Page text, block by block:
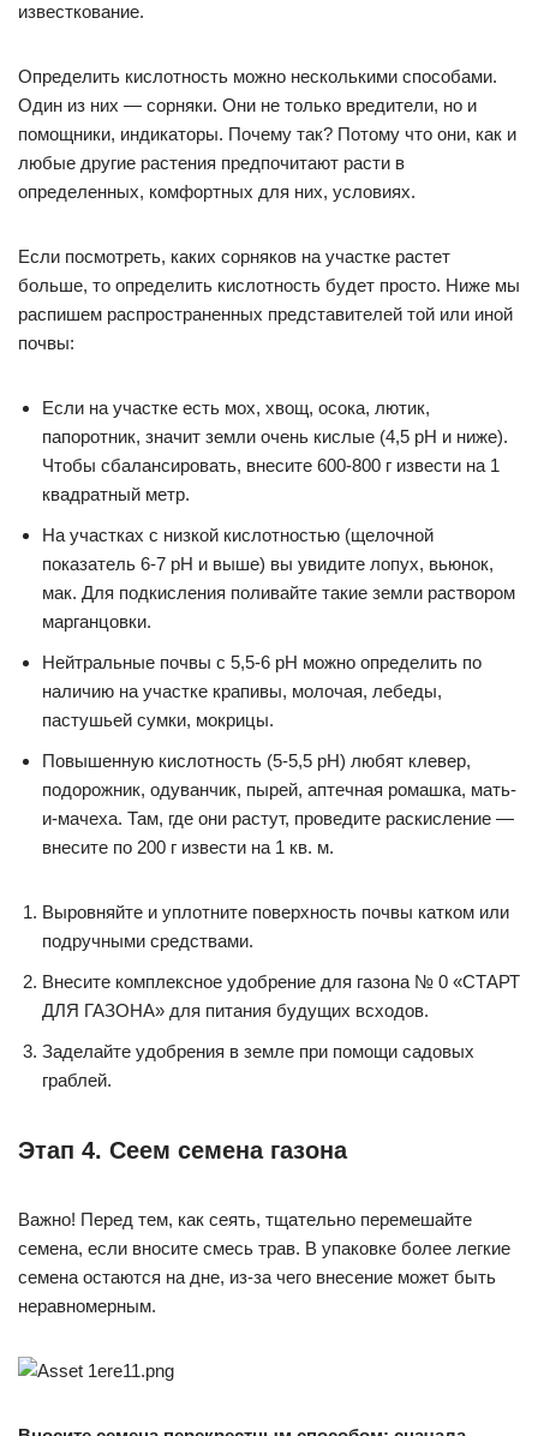
известкование.
Определить кислотность можно несколькими способами.
Один из них — сорняки. Они не только вредители, но и
помощники, индикаторы. Почему так? Потому что они, как и
любые другие растения предпочитают расти в
определенных, комфортных для них, условиях.
Если посмотреть, каких сорняков на участке растет
больше, то определить кислотность будет просто. Ниже мы
распишем распространенных представителей той или иной
почвы:
Если на участке есть мох, хвощ, осока, лютик,
папоротник, значит земли очень кислые (4,5 pH и ниже).
Чтобы сбалансировать, внесите 600-800 г извести на 1
квадратный метр.
На участках с низкой кислотностью (щелочной
показатель 6-7 pH и выше) вы увидите лопух, вьюнок,
мак. Для подкисления поливайте такие земли раствором
марганцовки.
Нейтральные почвы с 5,5-6 pH можно определить по
наличию на участке крапивы, молочая, лебеды,
пастушьей сумки, мокрицы.
Повышенную кислотность (5-5,5 pH) любят клевер,
подорожник, одуванчик, пырей, аптечная ромашка, мать-
и-мачеха. Там, где они растут, проведите раскисление —
внесите по 200 г извести на 1 кв. м.
Выровняйте и уплотните поверхность почвы катком или
подручными средствами.
Внесите комплексное удобрение для газона № 0 «СТАРТ
ДЛЯ ГАЗОНА» для питания будущих всходов.
Заделайте удобрения в земле при помощи садовых
граблей.
Этап 4. Сеем семена газона
Важно! Перед тем, как сеять, тщательно перемешайте
семена, если вносите смесь трав. В упаковке более легкие
семена остаются на дне, из-за чего внесение может быть
неравномерным.